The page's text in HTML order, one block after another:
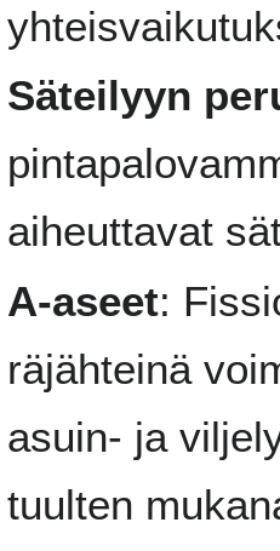
Säteilyyn
aiheuttavat
A-aseet:
räjähteinä
asuin- ja
tuulten